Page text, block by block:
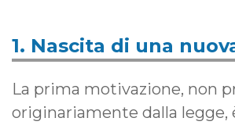
1. Nascita di una
La prima motivazione, non
originariamente dalla legge,